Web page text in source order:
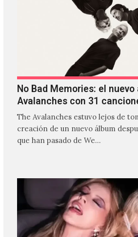
No Bad Memories: el
Avalanches con 31
The Avalanches estuvo lejos de
creación de un nuevo álbum
que han pasado de We…